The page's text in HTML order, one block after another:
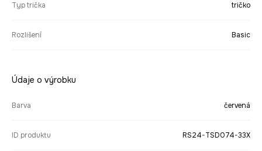
Typ trička tričko
Rozlišení Basic
Údaje o výrobku
Barva červená
ID produktu RS24-TSD074-33X